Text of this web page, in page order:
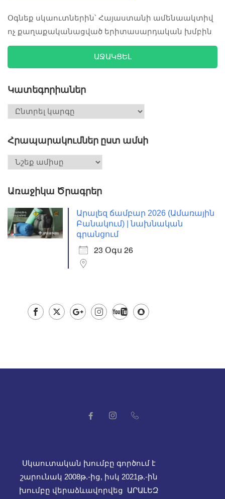
Օգնեք սկաուտներին՝ Հայաստանի ամենաակտիվ
ոչ քաղաքականացված երիտասարդական խմբին
ԱՋԱԿՑԵԼ
Կատեգորիաներ
Հրապարակումներ ըստ ամսի
Առաջիկա Ծրագրեր
Արալեզ ճամբար 2026 (Ամառային
Բանակում) | նախնական
գրանցում
23 Օգս 26
Սկաուտական խումբը գործում է
շարունակ 2008թ.-ից, իսկ 2021թ.-ին
խումբը վերաձևավորվեց ԱՐԱԼԵԶ